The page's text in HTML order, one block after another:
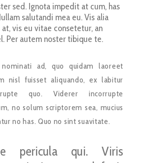
sed. Ignota impedit at cum, has
salutandi mea eu. Vis alia
vis eu vitae consetetur, an
Per autem noster tibique te.
ad, quo quidam laoreet
nisl fuisset aliquando, ex labitur
quo. Viderer incorrupte
no solum scriptorem sea, mucius
no has. Quo no sint suavitate.
pericula qui. Viris